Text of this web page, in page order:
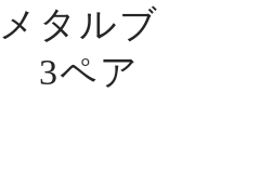
タルブ
3ペア